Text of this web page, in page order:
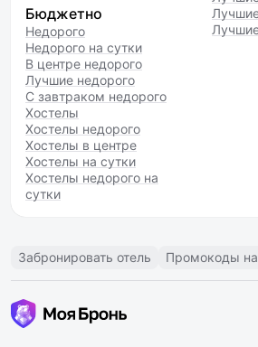
Бюджетно
Недорого
Недорого на сутки
В центре недорого
Лучшие недорого
С завтраком недорого
Хостелы
Хостелы недорого
Хостелы в центре
Хостелы на сутки
Хостелы недорого на
сутки
Забронировать отель Промокоды на